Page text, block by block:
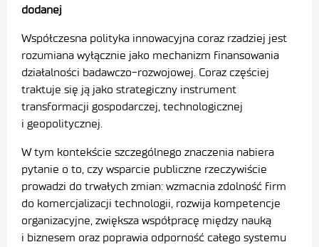
dodanej
Współczesna polityka innowacyjna coraz rzadziej jest
rozumiana wyłącznie jako mechanizm finansowania
działalności badawczo-rozwojowej. Coraz częściej
traktuje się ją jako strategiczny instrument
transformacji gospodarczej, technologicznej
i geopolitycznej.
W tym kontekście szczególnego znaczenia nabiera
pytanie o to, czy wsparcie publiczne rzeczywiście
prowadzi do trwałych zmian: wzmacnia zdolność firm
do komercjalizacji technologii, rozwija kompetencje
organizacyjne, zwiększa współpracę między nauką
i biznesem oraz poprawia odporność całego systemu